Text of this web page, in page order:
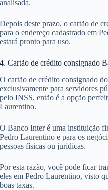
analisada.
Depois deste prazo, o cartão de
para o endereço cadastrado em
estará pronto para uso.
4. Cartão de crédito consignado
O cartão de crédito consignado
exclusivamente para servidores
pelo INSS, então é a opção
Laurentino.
O Banco Inter é uma instituição
Pedro Laurentino e para os
pessoas físicas ou jurídicas.
Por esta razão, você pode ficar
eles em Pedro Laurentino, visto
boas taxas.